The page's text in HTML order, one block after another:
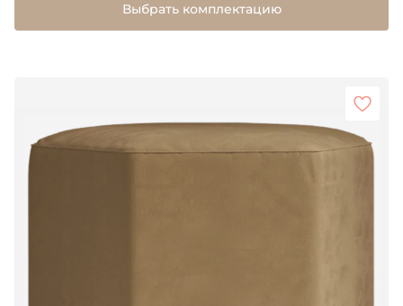
Выбрать комплектацию